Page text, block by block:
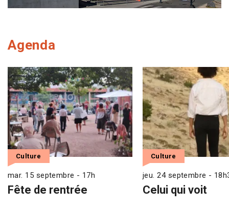
Agenda
Fête de rentrée
Culture
mar. 15 septembre - 17h
Celui qui voit
Culture
jeu. 24 septembre -